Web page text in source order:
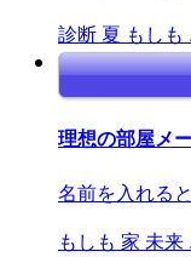
診断 夏 もしも
理想の部屋メ
名前を入れる
もしも 家 未来